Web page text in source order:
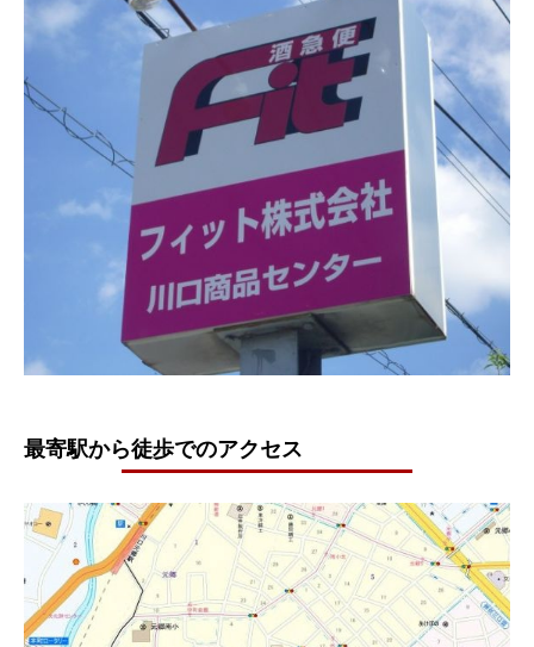
最寄駅から徒歩でのアクセス